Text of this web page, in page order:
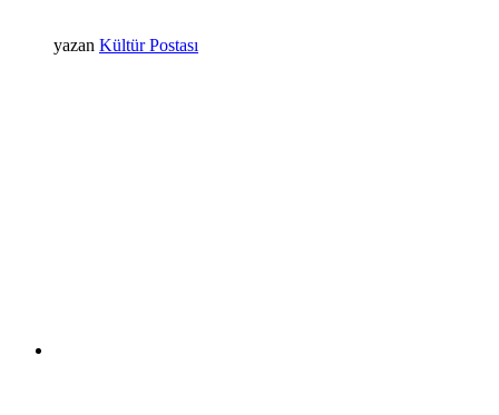
yazan Kültür Postası